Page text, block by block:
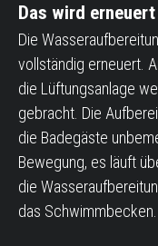
Das wird erneuert
Die
vollständig erneuert.
die Lüftungsanlage
gebracht. Die
die Badegäste
Bewegung, es läuft
die
das Schwimmbecken.